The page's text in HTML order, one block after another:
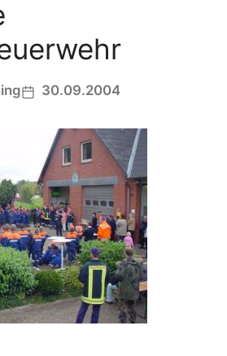
30.09.2004